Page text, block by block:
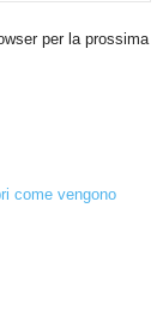
per la prossima
come vengono